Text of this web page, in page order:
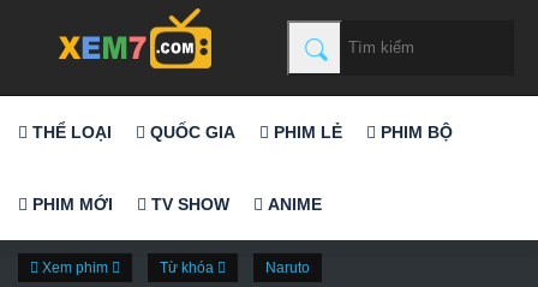
THỂ LOẠI QUỐC GIA PHIM LẺ PHIM BỘ
PHIM MỚI TV SHOW ANIME
Xem phim Từ khóa Naruto